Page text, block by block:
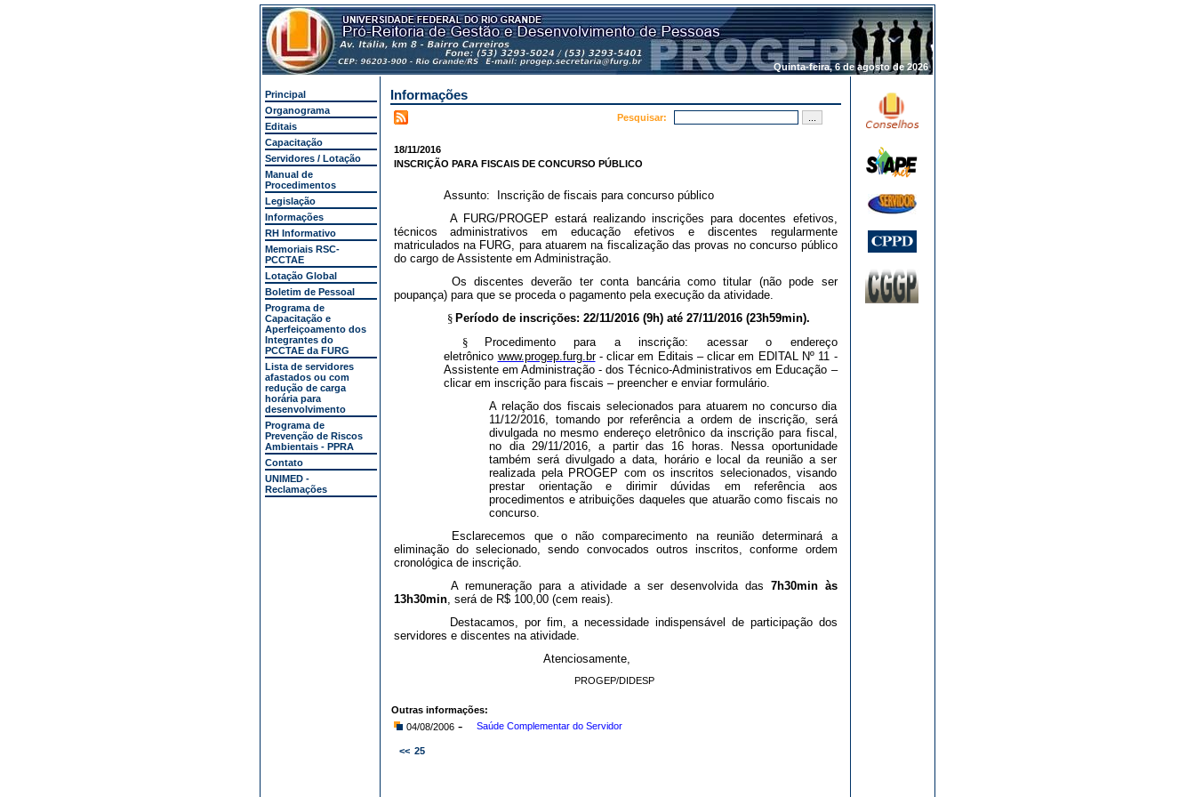
Quinta-feira, 6 de agosto de 2026.
Principal
Organograma
Editais
Capacitação
Servidores / Lotação
Manual de
Procedimentos
Legislação
Informações
RH Informativo
Memoriais RSC-
PCCTAE
Lotação Global
Boletim de Pessoal
Programa de
Capacitação e
Aperfeiçoamento dos
Integrantes do
PCCTAE da FURG
Lista de servidores
afastados ou com
redução de carga
horária para
desenvolvimento
Programa de
Prevenção de Riscos
Ambientais - PPRA
Contato
UNIMED -
Reclamações
Informações
Pesquisar:
18/11/2016
INSCRIÇÃO PARA FISCAIS DE CONCURSO PÚBLICO
Assunto: Inscrição de fiscais para concurso público
A FURG/PROGEP estará realizando inscrições para docentes efetivos,
técnicos administrativos em educação efetivos e discentes regularmente
matriculados na FURG, para atuarem na fiscalização das provas no concurso público
do cargo de Assistente em Administração.
Os discentes deverão ter conta bancária como titular (não pode ser
poupança) para que se proceda o pagamento pela execução da atividade.
§ Período de inscrições: 22/11/2016 (9h) até 27/11/2016 (23h59min).
§
Procedimento para a inscrição: acessar o endereço
eletrônico www.progep.furg.br- clicar em Editais – clicar em EDITAL Nº 11 -
Assistente em Administração - dos Técnico-Administrativos em Educação –
clicar em inscrição para fiscais – preencher e enviar formulário.
A relação dos fiscais selecionados para atuarem no concurso dia
11/12/2016, tomando por referência a ordem de inscrição, será
divulgada no mesmo endereço eletrônico da inscrição para fiscal,
no dia 29/11/2016, a partir das 16 horas. Nessa oportunidade
também será divulgado a data, horário e local da reunião a ser
realizada pela PROGEP com os inscritos selecionados, visando
prestar orientação e dirimir dúvidas em referência aos
procedimentos e atribuições daqueles que atuarão como fiscais no
concurso.
Esclarecemos que o não comparecimento na reunião determinará a
eliminação do selecionado, sendo convocados outros inscritos, conforme ordem
cronológica de inscrição.
A remuneração para a atividade a ser desenvolvida das 7h30min às
13h30min, será de R$ 100,00 (cem reais).
Destacamos, por fim, a necessidadeindispensável de participação dos
servidores e discentes na atividade.
Atenciosamente,
PROGEP/DIDESP
Outras informações:
04/08/2006- Saúde Complementar do Servidor
<< 25